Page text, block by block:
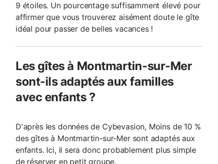
9 étoiles. Un pourcentage suffisamment élevé pour
affirmer que vous trouverez aisément doute le gîte
idéal pour passer de belles vacances !
Les gîtes à Montmartin-sur-Mer
sont-ils adaptés aux familles
avec enfants ?
D'après les données de Cybevasion, Moins de 10 %
des gîtes à Montmartin-sur-Mer sont adaptés aux
enfants. Ici, il sera donc probablement plus simple
de réserver en petit groupe.